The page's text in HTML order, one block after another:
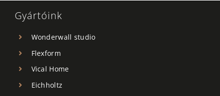
Gyártóink
Wonderwall studio
Flexform
Vical Home
Eichholtz